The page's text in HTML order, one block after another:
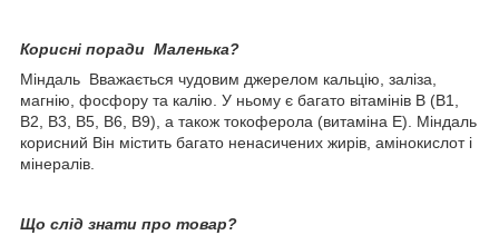
Корисні поради Маленька?
Міндаль Вважається чудовим джерелом кальцію, заліза,
магнію, фосфору та калію. У ньому є багато вітамінів В (В1,
В2, В3, В5, В6, В9), а також токоферола (витаміна Е). Міндаль
корисний Він містить багато ненасичених жирів, амінокислот і
мінералів.
Що слід знати про товар?